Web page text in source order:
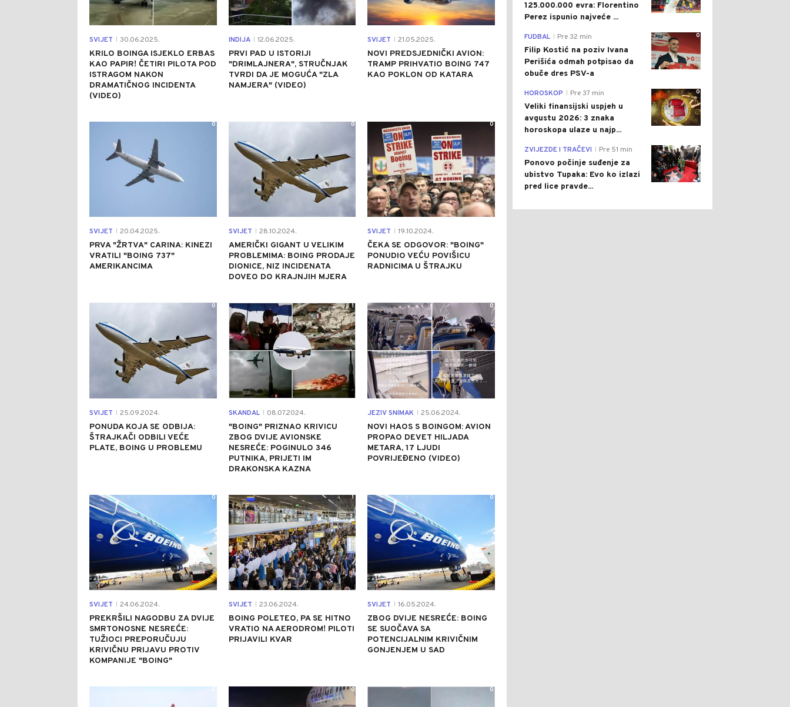
SVIJET 30.06.2025.
KRILO BOINGA ISJEKLO ERBAS
KAO PAPIR! ČETIRI PILOTA POD
ISTRAGOM NAKON
DRAMATIČNOG INCIDENTA
(VIDEO)
INDIJA 12.06.2025.
PRVI PAD U ISTORIJI
"DRIMLAJNERA", STRUČNJAK
TVRDI DA JE MOGUĆA "ZLA
NAMJERA" (VIDEO)
SVIJET 21.05.2025.
NOVI PREDSJEDNIČKI AVION:
TRAMP PRIHVATIO BOING 747
KAO POKLON OD KATARA
SVIJET 20.04.2025.
PRVA "ŽRTVA" CARINA: KINEZI
VRATILI "BOING 737"
AMERIKANCIMA
0
SVIJET 28.10.2024.
AMERIČKI GIGANT U VELIKIM
PROBLEMIMA: BOING PRODAJE
DIONICE, NIZ INCIDENATA
DOVEO DO KRAJNJIH MJERA
0
SVIJET 19.10.2024.
ČEKA SE ODGOVOR: "BOING"
PONUDIO VEĆU POVIŠICU
RADNICIMA U ŠTRAJKU
0
SVIJET 25.09.2024.
PONUDA KOJA SE ODBIJA:
ŠTRAJKAČI ODBILI VEĆE
PLATE, BOING U PROBLEMU
0
SKANDAL 08.07.2024.
"BOING" PRIZNAO KRIVICU
ZBOG DVIJE AVIONSKE
NESREĆE: POGINULO 346
PUTNIKA, PRIJETI IM
DRAKONSKA KAZNA
1
JEZIV SNIMAK 25.06.2024.
NOVI HAOS S BOINGOM: AVION
PROPAO DEVET HILJADA
METARA, 17 LJUDI
POVRIJEĐENO (VIDEO)
0
SVIJET 24.06.2024.
PREKRŠILI NAGODBU ZA DVIJE
SMRTONOSNE NESREĆE:
TUŽIOCI PREPORUČUJU
KRIVIČNU PRIJAVU PROTIV
KOMPANIJE "BOING"
0
SVIJET 23.06.2024.
BOING POLETEO, PA SE HITNO
VRATIO NA AERODROM! PILOTI
PRIJAVILI KVAR
1
SVIJET 16.05.2024.
ZBOG DVIJE NESREĆE: BOING
SE SUOČAVA SA
POTENCIJALNIM KRIVIČNIM
GONJENJEM U SAD
0
0 0 0
125.000.000 evra: Florentino
Perez ispunio najveće ...
0
FUDBAL Pre 32 min
Filip Kostić na poziv Ivana
Perišića odmah potpisao da
obuče dres PSV-a
0
HOROSKOP Pre 37 min
Veliki finansijski uspjeh u
avgustu 2026: 3 znaka
horoskopa ulaze u najp...
0
ZVIJEZDE I TRAČEVI Pre 51 min
Ponovo počinje suđenje za
ubistvo Tupaka: Evo ko izlazi
pred lice pravde...